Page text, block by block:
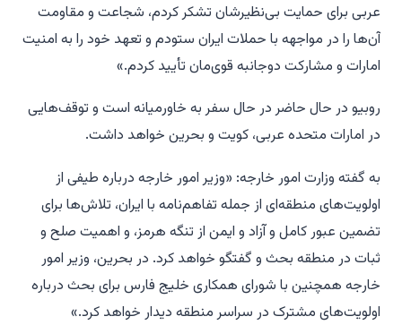
عربی برای حمایت بی‌نظیرشان تشکر کردم، شجاعت و مقاومت
آن‌ها را در مواجهه با حملات ایران ستودم و تعهد خود را به امنیت
امارات و مشارکت دوجانبه قوی‌مان تأیید کردم.»
روبیو در حال حاضر در حال سفر به خاورمیانه است و توقف‌هایی
در امارات متحده عربی، کویت و بحرین خواهد داشت.
به گفته وزارت امور خارجه: «وزیر امور خارجه درباره طیفی از
اولویت‌های منطقه‌ای از جمله تفاهم‌نامه با ایران، تلاش‌ها برای
تضمین عبور کامل و آزاد و ایمن از تنگه هرمز، و اهمیت صلح و
ثبات در منطقه بحث و گفتگو خواهد کرد. در بحرین، وزیر امور
خارجه همچنین با شورای همکاری خلیج فارس برای بحث درباره
اولویت‌های مشترک در سراسر منطقه دیدار خواهد کرد.»